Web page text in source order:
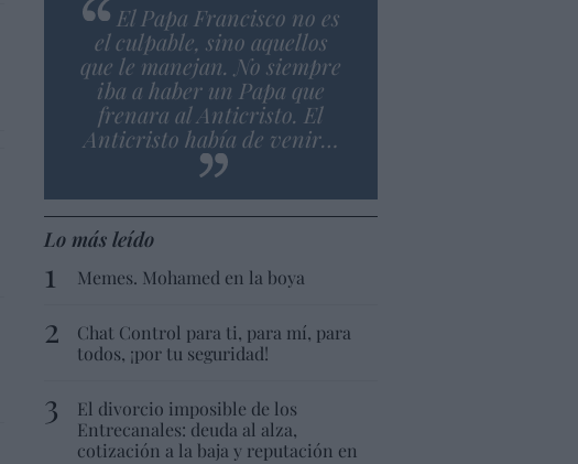
El Papa Francisco no es
el culpable, sino aquellos
que le manejan. No siempre
iba a haber un Papa que
frenara al Anticristo. El
Anticristo había de venir…
Lo más leído
Memes. Mohamed en la boya
Chat Control para ti, para mí, para
todos, ¡por tu seguridad!
El divorcio imposible de los
Entrecanales: deuda al alza,
cotización a la baja y reputación en